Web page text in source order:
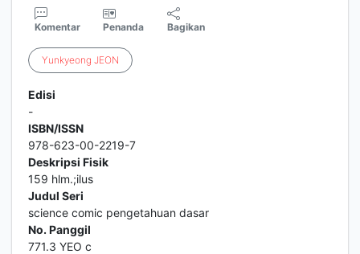
Komentar Penanda Bagikan
Yunkyeong JEON
Edisi
-
ISBN/ISSN
978-623-00-2219-7
Deskripsi Fisik
159 hlm.;ilus
Judul Seri
science comic pengetahuan dasar
No. Panggil
771.3 YEO c